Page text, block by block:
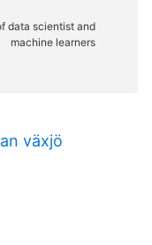
växjö